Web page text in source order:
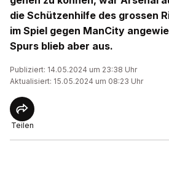
die Schützenhilfe des grossen
im Spiel gegen ManCity
Spurs blieb aber aus.
Publiziert: 14.05.2024 um 23:38 Uhr
Aktualisiert: 15.05.2024 um 08:23 Uhr
Teilen